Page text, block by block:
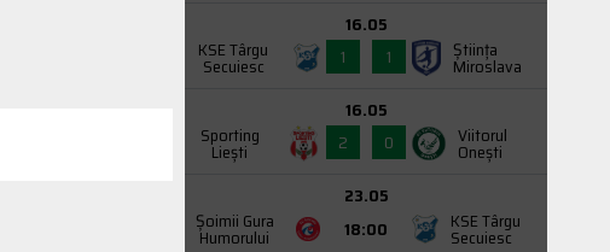
KSE Târgu
Secuiesc
16.05
1
1 Știința
Miroslava
Sporting
Liești
16.05
2
0 Viitorul
Onești
Şoimii Gura
Humorului
23.05
18:00
KSE Târgu
Secuiesc